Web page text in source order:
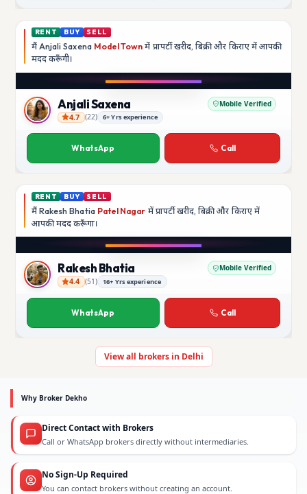
RENT BUY SELL
मैं Anjali Saxena Model Town में प्रापर्टी खरीद, बिक्री और किराए में आपकी
मददकरूँगी।
Anjali Saxena
Anjali Saxena Mobile Verified
4.7 (22) 6+ Yrs experience
WhatsApp Call
RENT BUY SELL
मैं Rakesh Bhatia Patel Nagar में प्रापर्टी खरीद, बिक्री और किराए में
आपकी मददकरूँगा।
Rakesh Bhatia
Rakesh Bhatia Mobile Verified
4.4 (51) 16+ Yrs experience
WhatsApp Call
View all brokers in Delhi
Why Broker Dekho
Direct Contact with Brokers
Call or WhatsApp brokers directly without intermediaries.
No Sign-Up Required
You can contact brokers without creating an account.